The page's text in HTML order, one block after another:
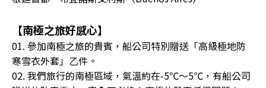
【南極之旅好感心】
01. 參加南極之旅的貴賓，船公司特別贈送「高級極地防
寒雪衣外套」乙件。
02. 我們旅行的南極區域，氣溫約在-5℃〜5℃，有船公司